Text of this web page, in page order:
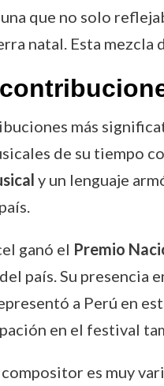
que no solo
natal. Esta mezcla
más
de su tiempo
y un lenguaje
ganó el Premio
país. Su presencia
a Perú en
en el festival
es muy